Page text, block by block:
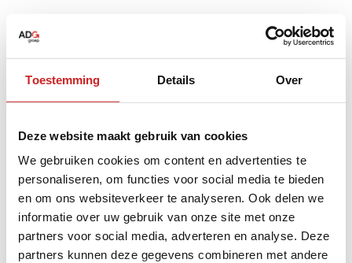
Toestemming Details Over
Deze website maakt gebruik van cookies
We gebruiken cookies om content en advertenties te
personaliseren, om functies voor social media te bieden
en om ons websiteverkeer te analyseren. Ook delen we
informatie over uw gebruik van onze site met onze
partners voor social media, adverteren en analyse. Deze
partners kunnen deze gegevens combineren met andere